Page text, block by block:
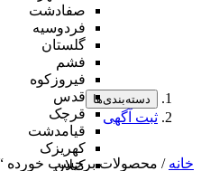
صفادشت
فردوسیه
گلستان
فشم
فیروزکوه
قدس
قرچک
قیامدشت
کهریزک
کیلان
دسته‌بندی‌ها
ثبت آگهی
خانه / محصولات برچسب خورده